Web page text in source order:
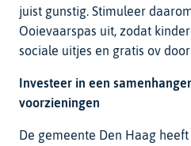
juist gunstig. Stimuleer
Ooievaarspas uit, zodat
sociale uitjes en gratis ov
Investeer in een
voorzieningen
De gemeente Den Haag